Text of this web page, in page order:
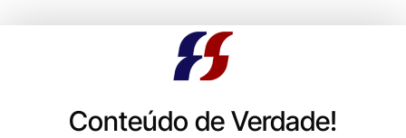
Conteúdo de Verdade!